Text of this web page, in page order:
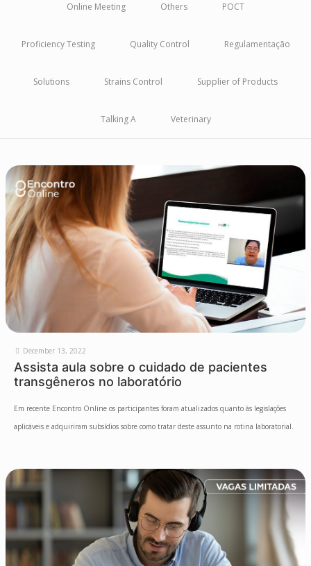
Online Meeting Others POCT
Proficiency Testing Quality Control Regulamentação
Solutions Strains Control Supplier of Products
Talking A Veterinary
December 13, 2022
Assista aula sobre o cuidado de pacientes
transgêneros no laboratório
Em recente Encontro Online os participantes foram atualizados quanto às legislações
aplicáveis e adquiriram subsídios sobre como tratar deste assunto na rotina laboratorial.